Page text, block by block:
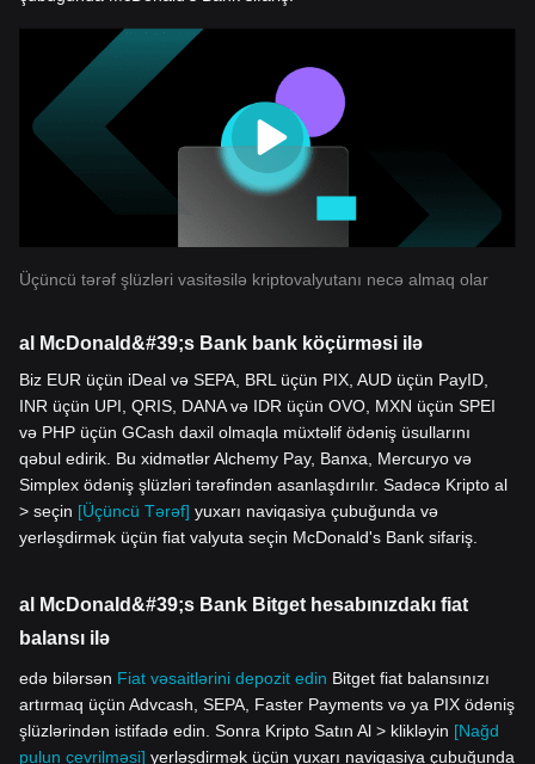
Üçüncü tərəf şlüzləri vasitəsilə kriptovalyutanı necə almaq olar
al McDonald&#39;s Bank bank köçürməsi ilə
Biz EUR üçün iDeal və SEPA, BRL üçün PIX, AUD üçün PayID,
INR üçün UPI, QRIS, DANA və IDR üçün OVO, MXN üçün SPEI
və PHP üçün GCash daxil olmaqla müxtəlif ödəniş üsullarını
qəbul edirik. Bu xidmətlər Alchemy Pay, Banxa, Mercuryo və
Simplex ödəniş şlüzləri tərəfindən asanlaşdırılır. Sadəcə Kripto al
> seçin [Üçüncü Tərəf] yuxarı naviqasiya çubuğunda və
yerləşdirmək üçün fiat valyuta seçin McDonald's Bank sifariş.
al McDonald&#39;s Bank Bitget hesabınızdakı fiat
balansı ilə
edə bilərsən Fiat vəsaitlərini depozit edin Bitget fiat balansınızı
artırmaq üçün Advcash, SEPA, Faster Payments və ya PIX ödəniş
şlüzlərindən istifadə edin. Sonra Kripto Satın Al > klikləyin [Nağd
pulun çevrilməsi] yerləşdirmək üçün yuxarı naviqasiya çubuğunda